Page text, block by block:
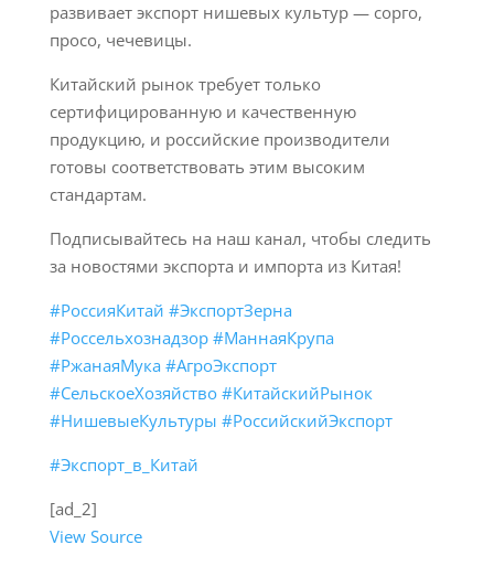
развивает экспорт нишевых культур — сорго,
просо, чечевицы.
Китайский рынок требует только
сертифицированную и качественную
продукцию, и российские производители
готовы соответствовать этим высоким
стандартам.
Подписывайтесь на наш канал, чтобы следить
за новостями экспорта и импорта из Китая!
#РоссияКитай #ЭкспортЗерна
#Россельхознадзор #МаннаяКрупа
#РжанаяМука #АгроЭкспорт
#СельскоеХозяйство #КитайскийРынок
#НишевыеКультуры #РоссийскийЭкспорт
#Экспорт_в_Китай
[ad_2]
View Source